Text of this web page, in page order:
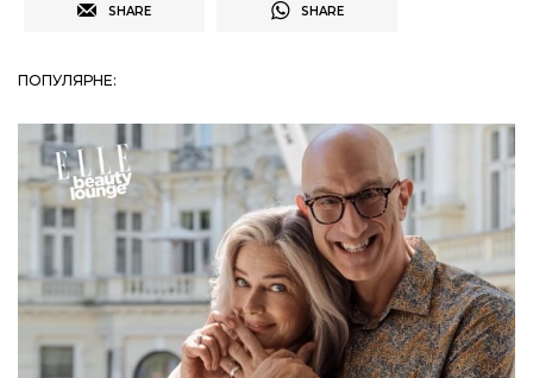
SHARE SHARE
ПОПУЛЯРНЕ: